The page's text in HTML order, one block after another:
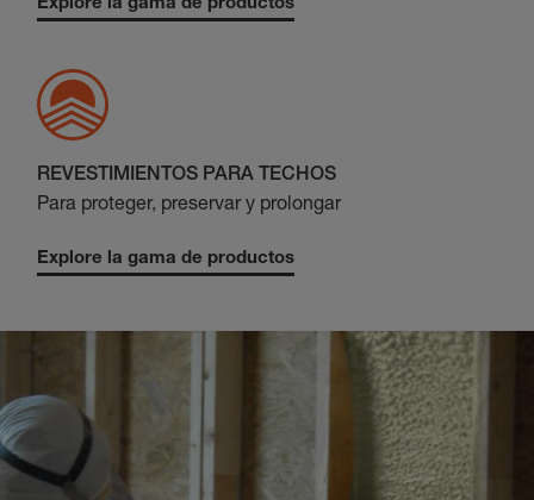
REVESTIMIENTOS PARA TECHOS
Para proteger, preservar y prolongar
Explore la gama de productos